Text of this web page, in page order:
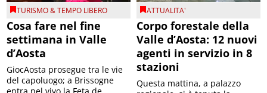
TURISMO & TEMPO LIBERO
Cosa fare nel fine
settimana in Valle
d’Aosta
GiocAosta prosegue tra le vie
del capoluogo; a Brissogne
ATTUALITA'
Corpo forestale della
Valle d’Aosta: 12 nuovi
agenti in servizio in 8
stazioni
Questa mattina, a palazzo